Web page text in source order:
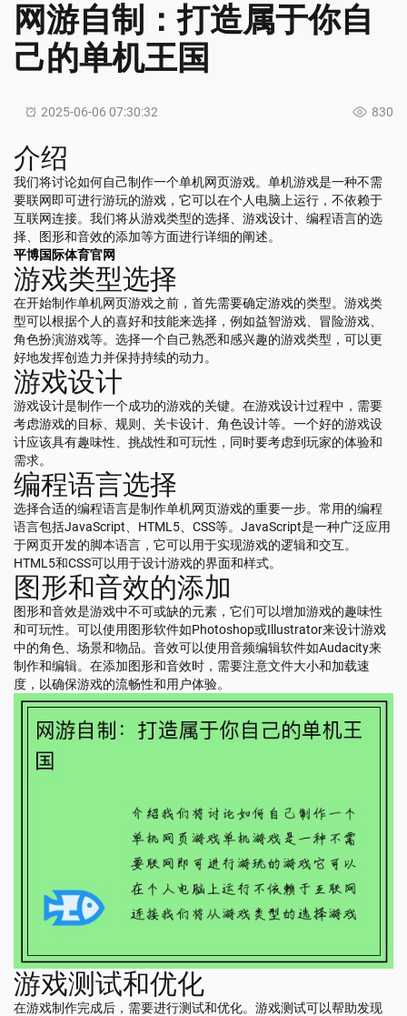
网游自制：打造属于你自
己的单机王国
2025-06-06 07:30:32 830
介绍
我们将讨论如何自己制作一个单机网页游戏。单机游戏是一种不需
要联网即可进行游玩的游戏，它可以在个人电脑上运行，不依赖于
互联网连接。我们将从游戏类型的选择、游戏设计、编程语言的选
择、图形和音效的添加等方面进行详细的阐述。
平博国际体育官网
游戏类型选择
在开始制作单机网页游戏之前，首先需要确定游戏的类型。游戏类
型可以根据个人的喜好和技能来选择，例如益智游戏、冒险游戏、
角色扮演游戏等。选择一个自己熟悉和感兴趣的游戏类型，可以更
好地发挥创造力并保持持续的动力。
游戏设计
游戏设计是制作一个成功的游戏的关键。在游戏设计过程中，需要
考虑游戏的目标、规则、关卡设计、角色设计等。一个好的游戏设
计应该具有趣味性、挑战性和可玩性，同时要考虑到玩家的体验和
需求。
编程语言选择
选择合适的编程语言是制作单机网页游戏的重要一步。常用的编程
语言包括JavaScript、HTML5、CSS等。JavaScript是一种广泛应用
于网页开发的脚本语言，它可以用于实现游戏的逻辑和交互。
HTML5和CSS可以用于设计游戏的界面和样式。
图形和音效的添加
图形和音效是游戏中不可或缺的元素，它们可以增加游戏的趣味性
和可玩性。可以使用图形软件如Photoshop或Illustrator来设计游戏
中的角色、场景和物品。音效可以使用音频编辑软件如Audacity来
制作和编辑。在添加图形和音效时，需要注意文件大小和加载速
度，以确保游戏的流畅性和用户体验。
游戏测试和优化
在游戏制作完成后，需要进行测试和优化。游戏测试可以帮助发现